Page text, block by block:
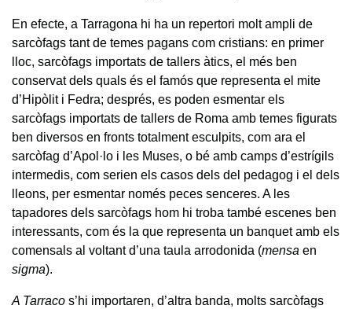
En efecte, a Tarragona hi ha un repertori molt ampli de
sarcòfags tant de temes pagans com cristians: en primer
lloc, sarcòfags importats de tallers àtics, el més ben
conservat dels quals és el famós que representa el mite
d’Hipòlit i Fedra; després, es poden esmentar els
sarcòfags importats de tallers de Roma amb temes figurats
ben diversos en fronts totalment esculpits, com ara el
sarcòfag d’Apol·lo i les Muses, o bé amb camps d’estrígils
intermedis, com serien els casos dels del pedagog i el dels
lleons, per esmentar només peces senceres. A les
tapadores dels sarcòfags hom hi troba també escenes ben
interessants, com és la que representa un banquet amb els
comensals al voltant d’una taula arrodonida (mensa en
sigma).
A Tarraco s’hi importaren, d’altra banda, molts sarcòfags